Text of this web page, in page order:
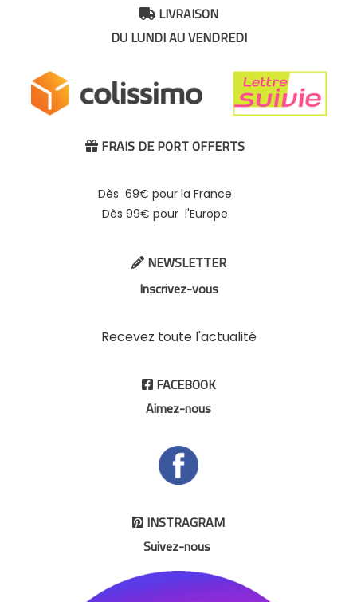
LIVRAISON
DU LUNDI AU VENDREDI
 FRAIS DE PORT OFFERTS
Dès 69€ pour la France
Dès 99€ pour l'Europe
NEWSLETTER
Inscrivez-vous
Recevez toute l'actualité
FACEBOOK
Aimez-nous
 INSTRAGRAM
Suivez-nous